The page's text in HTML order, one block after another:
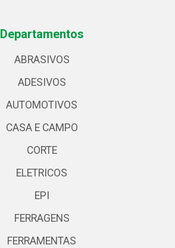
Departamentos
ABRASIVOS
ADESIVOS
AUTOMOTIVOS
CASA E CAMPO
CORTE
ELETRICOS
EPI
FERRAGENS
FERRAMENTAS